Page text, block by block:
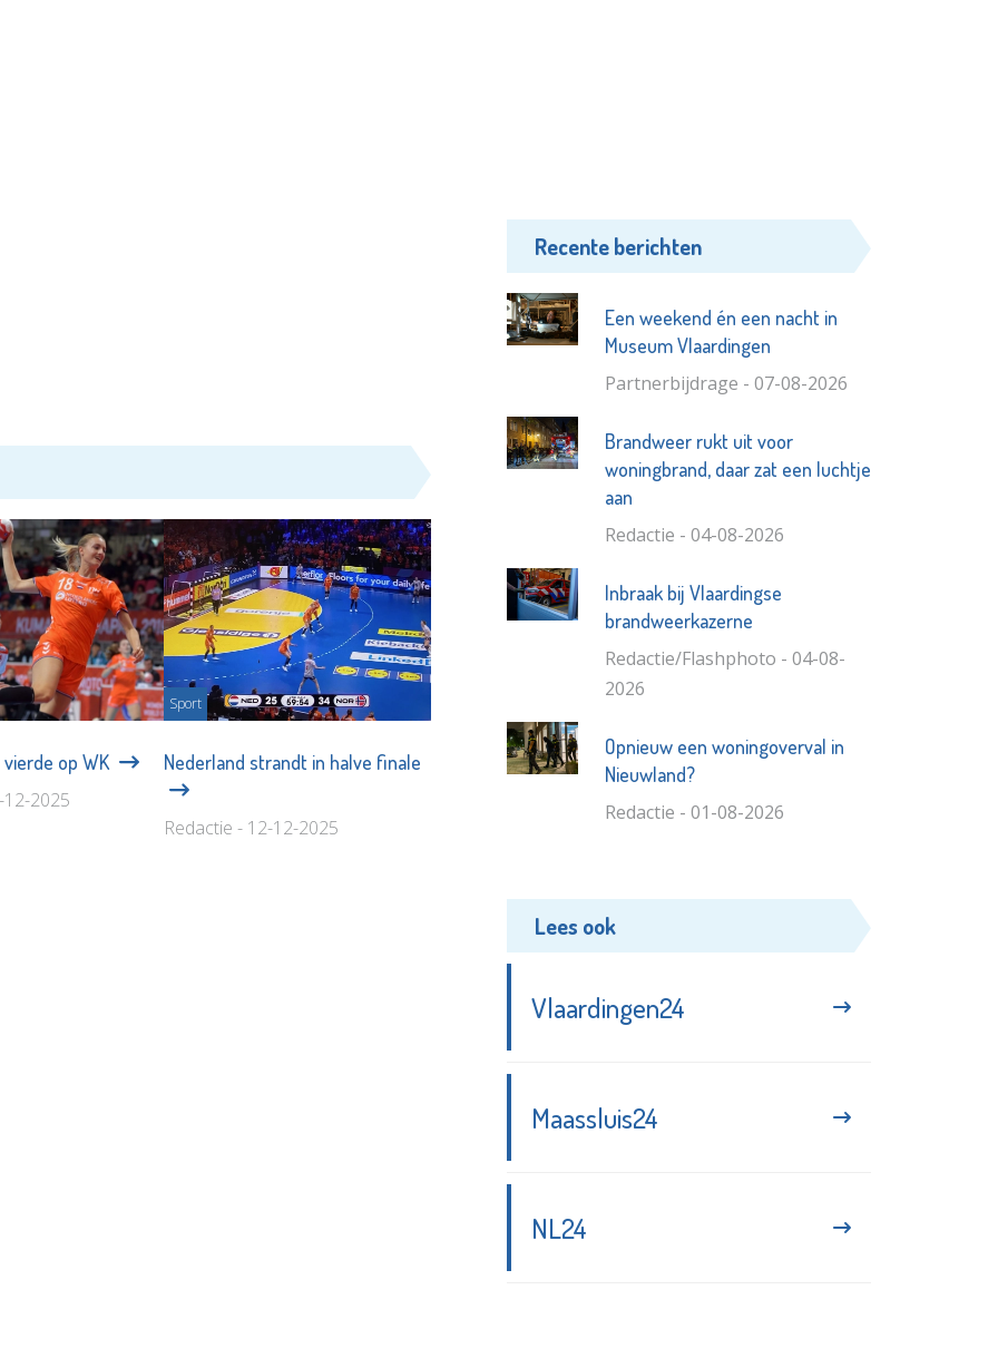
op WK
12-2025
Sport
Nederland strandt in halve finale
Redactie - 12-12-2025
Recente berichten
Een weekend én een nacht in
Museum Vlaardingen
Partnerbijdrage - 07-08-2026
Brandweer rukt uit voor
woningbrand, daar zat een luchtje
aan
Redactie - 04-08-2026
Inbraak bij Vlaardingse
brandweerkazerne
Redactie/Flashphoto - 04-08-
2026
Opnieuw een woningoverval in
Nieuwland?
Redactie - 01-08-2026
Lees ook
Vlaardingen24
Maassluis24
NL24